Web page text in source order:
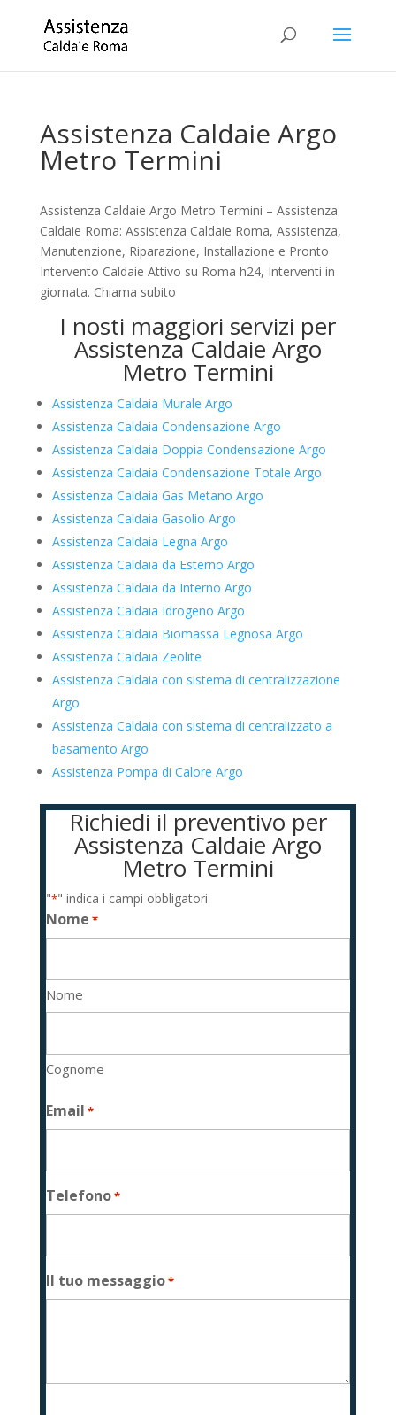
Assistenza Caldaie Argo
Metro Termini
Assistenza Caldaie Argo Metro Termini – Assistenza
Caldaie Roma: Assistenza Caldaie Roma, Assistenza,
Manutenzione, Riparazione, Installazione e Pronto
Intervento Caldaie Attivo su Roma h24, Interventi in
giornata. Chiama subito
I nosti maggiori servizi per
Assistenza Caldaie Argo
Metro Termini
Assistenza Caldaia Murale Argo
Assistenza Caldaia Condensazione Argo
Assistenza Caldaia Doppia Condensazione Argo
Assistenza Caldaia Condensazione Totale Argo
Assistenza Caldaia Gas Metano Argo
Assistenza Caldaia Gasolio Argo
Assistenza Caldaia Legna Argo
Assistenza Caldaia da Esterno Argo
Assistenza Caldaia da Interno Argo
Assistenza Caldaia Idrogeno Argo
Assistenza Caldaia Biomassa Legnosa Argo
Assistenza Caldaia Zeolite
Assistenza Caldaia con sistema di centralizzazione
Argo
Assistenza Caldaia con sistema di centralizzato a
basamento Argo
Assistenza Pompa di Calore Argo
Richiedi il preventivo per
Assistenza Caldaie Argo
Metro Termini
"*" indica i campi obbligatori
Nome *
Nome
Cognome
Email *
Telefono*
Il tuo messaggio*